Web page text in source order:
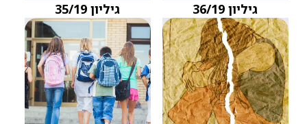
גיליון 36/19 גיליון 35/19